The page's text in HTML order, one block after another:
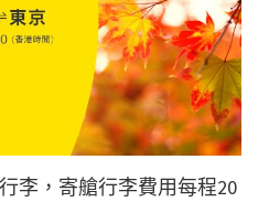
李，寄艙行李費用每程20